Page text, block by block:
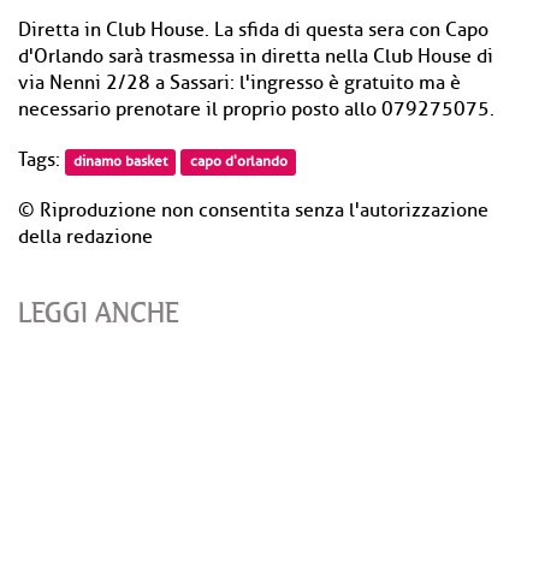
Diretta in Club House. La sfida di questa sera con Capo
d'Orlando sarà trasmessa in diretta nella Club House di
via Nenni 2/28 a Sassari: l'ingresso è gratuito ma è
necessario prenotare il proprio posto allo 079275075.
Tags: dinamo basket capo d'orlando
© Riproduzione non consentita senza l'autorizzazione
della redazione
LEGGI ANCHE